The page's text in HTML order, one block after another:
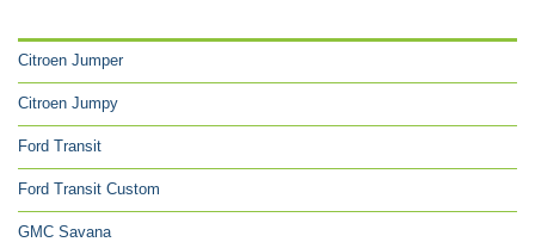
Citroen Jumper
Citroen Jumpy
Ford Transit
Ford Transit Custom
GMC Savana